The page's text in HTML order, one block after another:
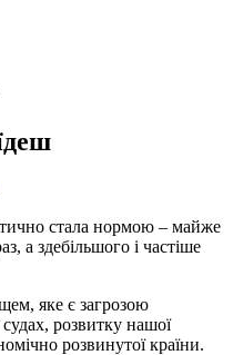
стала нормою – майже
а здебільшого і частіше
яке є загрозою
розвитку нашої
розвинутої країни.